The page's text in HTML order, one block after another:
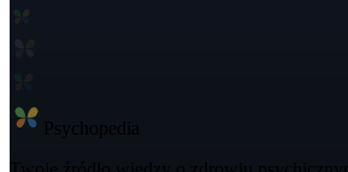
Psycho pedia